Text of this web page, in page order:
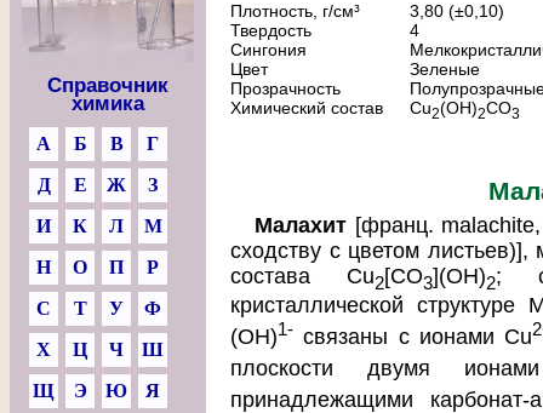
Справочник
химика
А Б В
Г
Д
Е Ж
З
И
К Л
М
Н
О П
Р
С
Т У
Ф
Х
Ц Ч
Ш
Щ
Э Ю Я
Плотность, г/cм³
3,80 (±0,10)
Твердость
4
Сингония
Цвет
Зеленые
Прозрачность
Химический состав
Cu2(OH)2CO3
Малахит [франц.
сходству с цветом листьев)],
состава Сu2[СО3](ОН)2;
кристаллической
(ОН)1- связаны с ионами Сu
плоскости двумя
принадлежащими